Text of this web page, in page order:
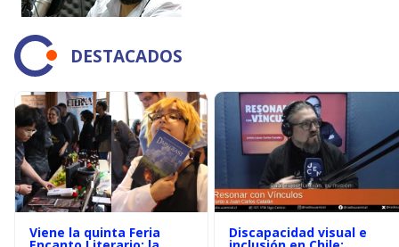
DESTACADOS
Viene la quinta Feria Discapacidad visual e